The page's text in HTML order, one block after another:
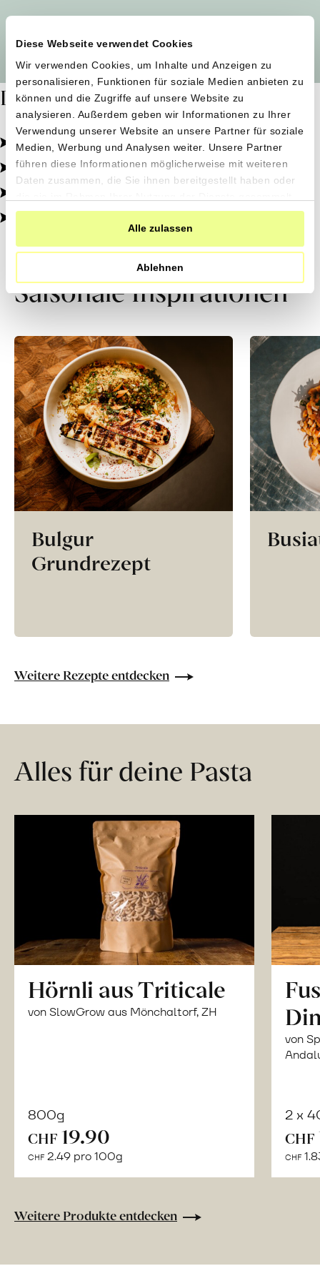
Diese Webseite verwendet Cookies
Wir verwenden Cookies, um Inhalte und Anzeigen zu
personalisieren, Funktionen für soziale Medien anbieten zu
können und die Zugriffe auf unsere Website zu
analysieren. Außerdem geben wir Informationen zu Ihrer
Verwendung unserer Website an unsere Partner für soziale
Medien, Werbung und Analysen weiter. Unsere Partner
führen diese Informationen möglicherweise mit weiteren
Daten zusammen, die Sie ihnen bereitgestellt haben oder
haben.
Alle zulassen
Ablehnen
Dafür stehen wir
Pestizidfrei angebaut, schonend verarbeitet.
Natürliche Zutaten, echter Geschmack.
Von kleinen Höfen, direkt zu dir.
100% transparent, 0% Zusatzstoffe.
Saisonale Inspirationen
Bulgur
Grundrezept
Weitere Rezepte entdecken
Alles für deine Pasta
Hörnli aus Triticale
von SlowGrow aus Mönchaltorf, ZH
800g
CHF 19.90
CHF 2.49 pro 100g
von
2 x
CHF
CHF
Weitere Produkte entdecken